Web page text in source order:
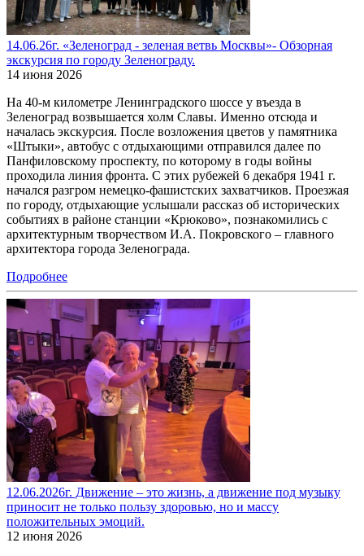
14.06.26г. «Зеленоград - зеленая ветвь Москвы»- Обзорная
экскурсия по городу Зеленограду.
14 июня 2026
На 40-м километре Ленинградского шоссе у въезда в
Зеленоград возвышается холм Славы. Именно отсюда и
началась экскурсия. После возложения цветов у памятника
«Штыки», автобус с отдыхающими отправился далее по
Панфиловскому проспекту, по которому в годы войны
проходила линия фронта. С этих рубежей 6 декабря 1941 г.
начался разгром немецко-фашистских захватчиков. Проезжая
по городу, отдыхающие услышали рассказ об исторических
событиях в районе станции «Крюково», познакомились с
архитектурным творчеством И.А. Покровского – главного
архитектора города Зеленограда.
Подробнее
12.06.2026г. Движение – это жизнь, а движение под музыку
приносит не только пользу здоровью, но и массу
положительных эмоций.
12 июня 2026